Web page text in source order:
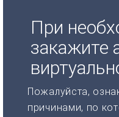
При
закажите
Пожалуйста,
причинами, по